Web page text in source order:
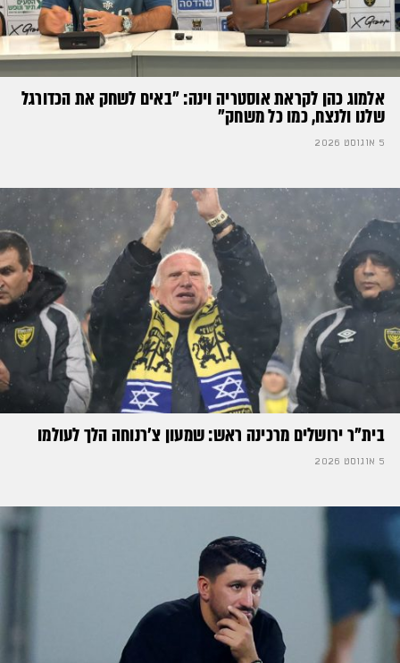
אלמוג כהן לקראת אוסטריה וינה: ״באים לשחק את הכדורגל
שלנו ולנצח, כמו כל משחק״
5 אוגוסט 2026
בית"ר ירושלים מרכינה ראש: שמעון צ'רנוחה הלך לעולמו
5 אוגוסט 2026